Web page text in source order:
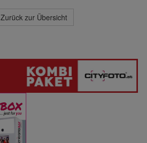
Zurück zur Übersicht